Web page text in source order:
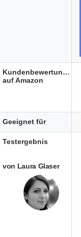
Kundenbewertungen
auf Amazon
Geeignet für
Testergebnis
von Laura Glaser